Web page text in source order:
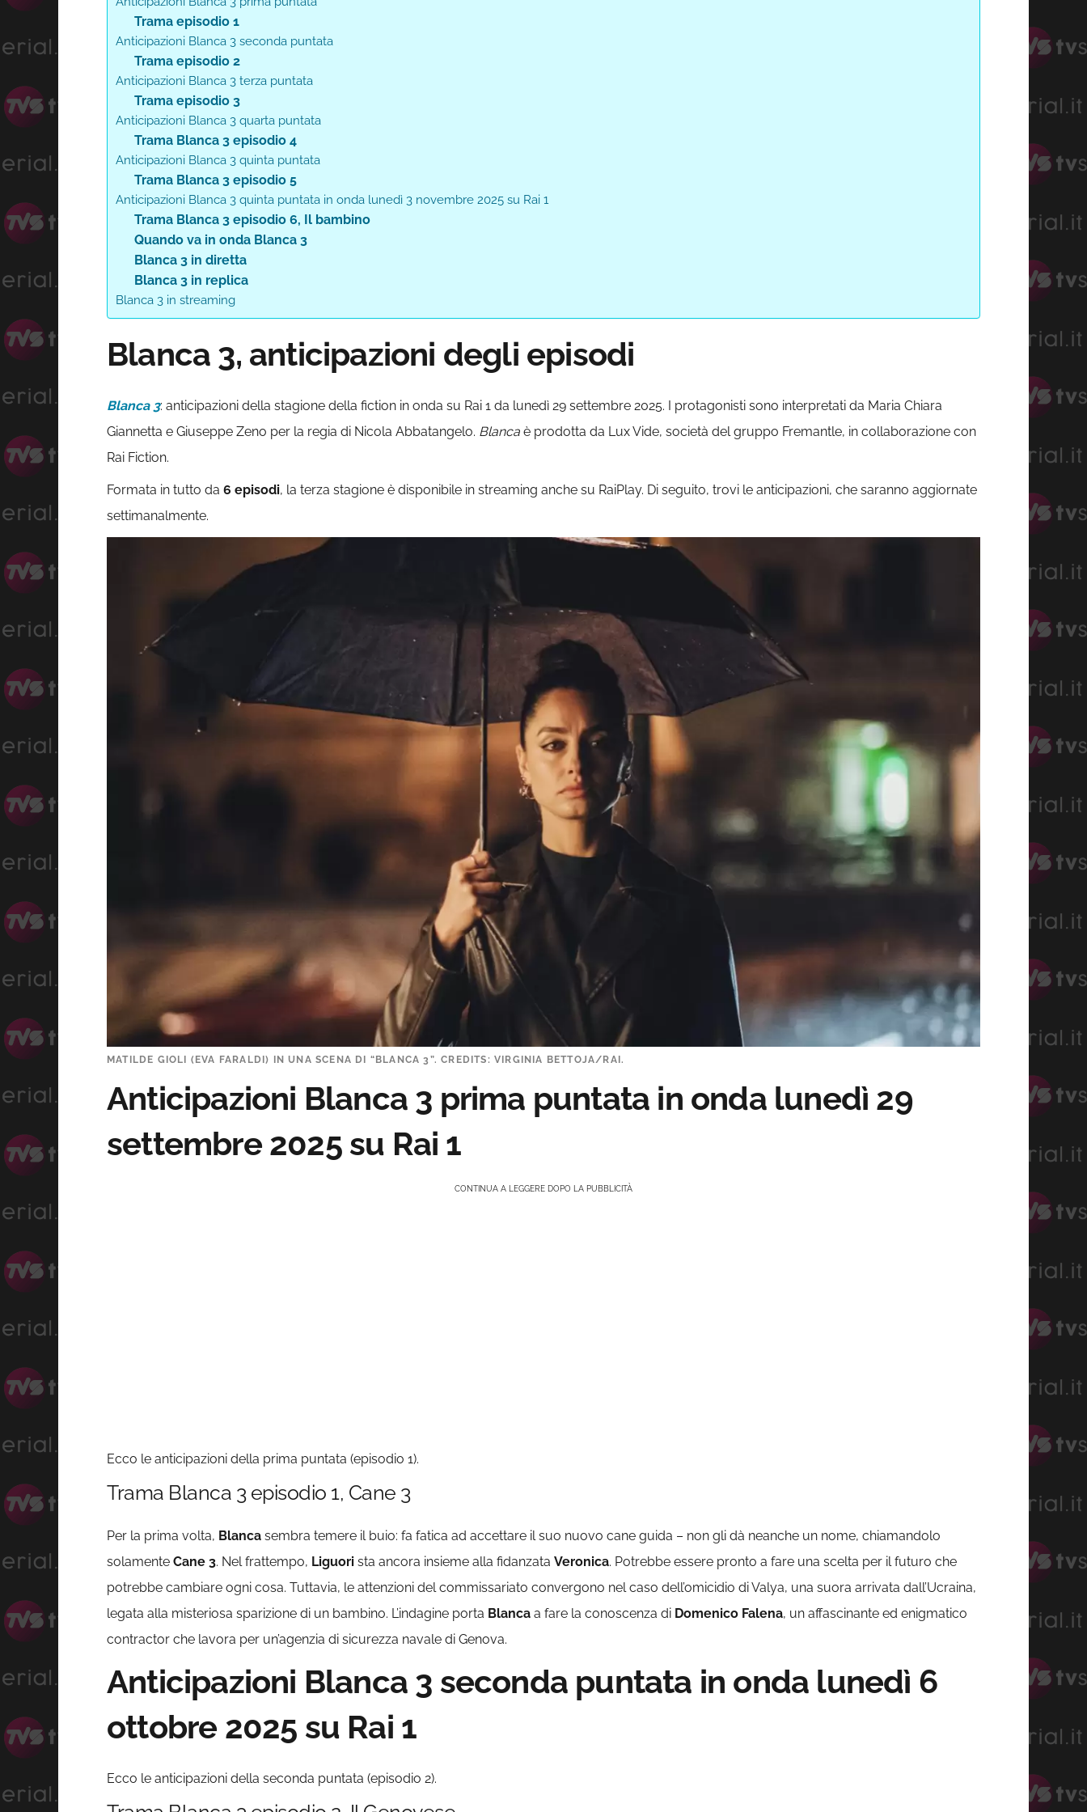
Trama episodio 1
Anticipazioni Blanca 3 seconda puntata
Trama episodio 2
Anticipazioni Blanca 3 terza puntata
Trama episodio 3
Anticipazioni Blanca 3 quarta puntata
Trama Blanca 3 episodio 4
Anticipazioni Blanca 3 quinta puntata
Trama Blanca 3 episodio 5
Anticipazioni Blanca 3 quinta puntata in onda lunedì 3 novembre 2025 su Rai 1
Trama Blanca 3 episodio 6, Il bambino
Quando va in onda Blanca 3
Blanca 3 in diretta
Blanca 3 in replica
Blanca 3 in streaming
Blanca 3, anticipazioni degli episodi
Blanca 3: anticipazioni della stagione della fiction in onda su Rai 1 da lunedì 29 settembre 2025. I protagonisti sono interpretati da Maria Chiara
Giannetta e Giuseppe Zeno per la regia di Nicola Abbatangelo. Blanca è prodotta da Lux Vide, società del gruppo Fremantle, in collaborazione con
Rai Fiction.
Formata in tutto da 6 episodi, la terza stagione è disponibile in streaming anche su RaiPlay. Di seguito, trovi le anticipazioni, che saranno aggiornate
settimanalmente.
MATILDE GIOLI (EVA FARALDI) IN UNA SCENA DI “BLANCA 3”. CREDITS: VIRGINIA BETTOJA/RAI.
Anticipazioni Blanca 3 prima puntata in onda lunedì 29
settembre 2025 su Rai 1
CONTINUA A LEGGERE DOPO LA PUBBLICITÀ
Ecco le anticipazioni della prima puntata (episodio 1).
Trama Blanca 3 episodio 1, Cane 3
Per la prima volta, Blanca sembra temere il buio: fa fatica ad accettare il suo nuovo cane guida – non gli dà neanche un nome, chiamandolo
solamente Cane 3. Nel frattempo, Liguori sta ancora insieme alla fidanzata Veronica. Potrebbe essere pronto a fare una scelta per il futuro che
potrebbe cambiare ogni cosa. Tuttavia, le attenzioni del commissariato convergono nel caso dell’omicidio di Valya, una suora arrivata dall’Ucraina,
legata alla misteriosa sparizione di un bambino. L’indagine porta Blanca a fare la conoscenza di Domenico Falena, un affascinante ed enigmatico
contractor che lavora per un’agenzia di sicurezza navale di Genova.
Anticipazioni Blanca 3 seconda puntata in onda lunedì 6
ottobre 2025 su Rai 1
Ecco le anticipazioni della seconda puntata (episodio 2).